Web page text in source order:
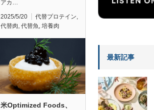
アカ…
2025/5/20 代替プロテイン,
代替肉, 代替魚, 培養肉
米Optimized Foods、
最新記事